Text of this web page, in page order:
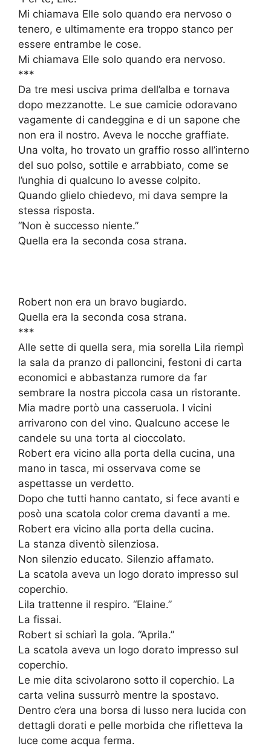
Mi chiamava Elle solo quando era nervoso o
tenero, e ultimamente era troppo stanco per
essere entrambe le cose.
Mi chiamava Elle solo quando era nervoso.
***
Da tre mesi usciva prima dell’alba e tornava
dopo mezzanotte. Le sue camicie odoravano
vagamente di candeggina e di un sapone che
non era il nostro. Aveva le nocche graffiate.
Una volta, ho trovato un graffio rosso all’interno
del suo polso, sottile e arrabbiato, come se
l’unghia di qualcuno lo avesse colpito.
Quando glielo chiedevo, mi dava sempre la
stessa risposta.
“Non è successo niente.”
Quella era la seconda cosa strana.
Robert non era un bravo bugiardo.
Quella era la seconda cosa strana.
***
Alle sette di quella sera, mia sorella Lila riempì
la sala da pranzo di palloncini, festoni di carta
economici e abbastanza rumore da far
sembrare la nostra piccola casa un ristorante.
Mia madre portò una casseruola. I vicini
arrivarono con del vino. Qualcuno accese le
candele su una torta al cioccolato.
Robert era vicino alla porta della cucina, una
mano in tasca, mi osservava come se
aspettasse un verdetto.
Dopo che tutti hanno cantato, si fece avanti e
posò una scatola color crema davanti a me.
Robert era vicino alla porta della cucina.
La stanza diventò silenziosa.
Non silenzio educato. Silenzio affamato.
La scatola aveva un logo dorato impresso sul
coperchio.
Lila trattenne il respiro. “Elaine.”
La fissai.
Robert si schiarì la gola. “Aprila.”
La scatola aveva un logo dorato impresso sul
coperchio.
Le mie dita scivolarono sotto il coperchio. La
carta velina sussurrò mentre la spostavo.
Dentro c’era una borsa di lusso nera lucida con
dettagli dorati e pelle morbida che rifletteva la
luce come acqua ferma.